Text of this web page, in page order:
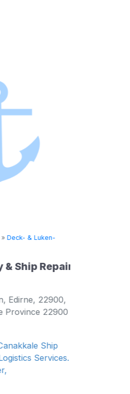
& Luken-
Repair
22900,
22900
Ship
Services. -